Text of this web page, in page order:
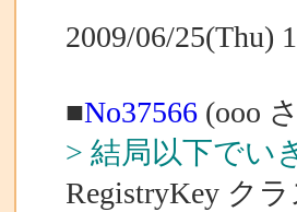
2009/06/25(Thu)
■No37566(ooo
> 結局以下でい
RegistryKey ク